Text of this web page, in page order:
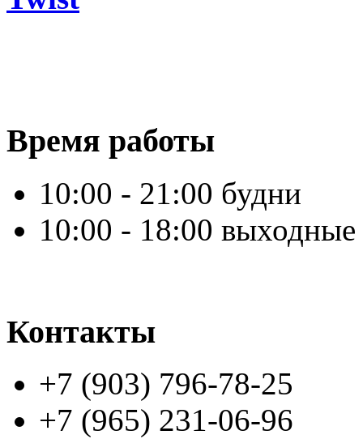
Время работы
10:00 - 21:00 будни
10:00 - 18:00 выходные
Контакты
+7 (903) 796-78-25
+7 (965) 231-06-96